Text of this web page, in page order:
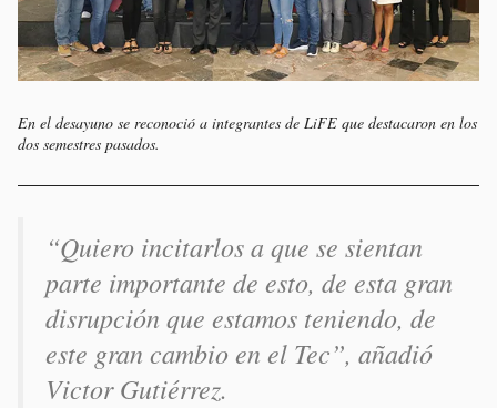
En el desayuno se reconoció a integrantes de LiFE que destacaron en los
dos semestres pasados.
“Quiero incitarlos a que se sientan
parte importante de esto, de esta gran
disrupción que estamos teniendo, de
este gran cambio en el Tec”, añadió
Victor Gutiérrez.